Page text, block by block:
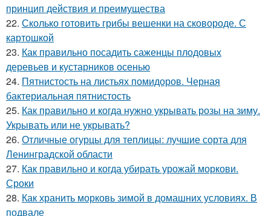
принцип действия и преимущества
22. Сколько готовить грибы вешенки на сковороде. С
картошкой
23. Как правильно посадить саженцы плодовых
деревьев и кустарников осенью
24. Пятнистость на листьях помидоров. Черная
бактериальная пятнистость
25. Как правильно и когда нужно укрывать розы на зиму.
Укрывать или не укрывать?
26. Отличные огурцы для теплицы: лучшие сорта для
Ленинградской области
27. Как правильно и когда убирать урожай моркови.
Сроки
28. Как хранить морковь зимой в домашних условиях. В
подвале